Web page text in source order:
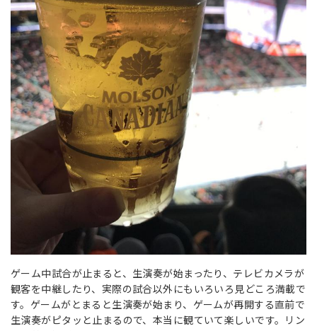
ゲーム中試合が止まると、生演奏が始まったり、テレビカメラが
観客を中継したり、実際の試合以外にもいろいろ見どころ満載で
す。ゲームがとまると生演奏が始まり、ゲームが再開する直前で
生演奏がピタッと止まるので、本当に観ていて楽しいです。リン